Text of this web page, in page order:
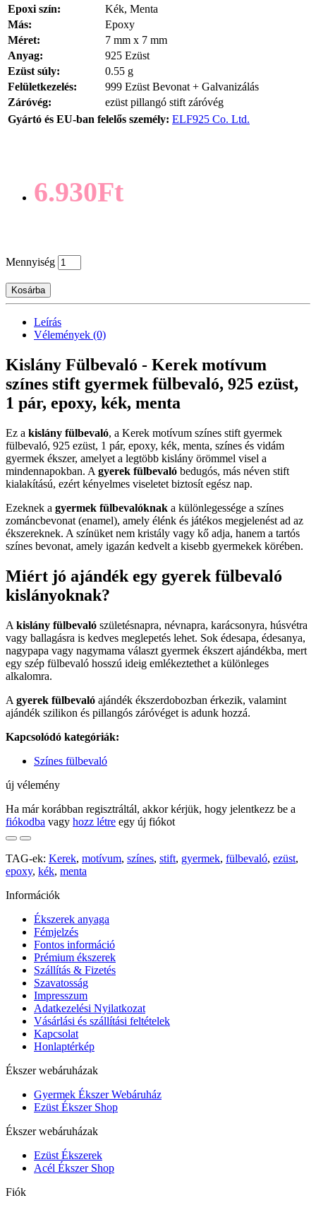
Epoxi szín:
Kék, Menta
Más:
Epoxy
Méret:
7 mm x 7 mm
Anyag:
925 Ezüst
Ezüst súly:
0.55 g
Felületkezelés:
999 Ezüst Bevonat + Galvanizálás
Záróvég:
ezüst pillangó stift záróvég
Gyártó és EU-ban felelős személy: ELF925 Co. Ltd.
6.930Ft
Mennyiség
Kosárba
Leírás
Vélemények (0)
Kislány Fülbevaló - Kerek motívum
színes stift gyermek fülbevaló, 925 ezüst,
1 pár, epoxy, kék, menta
Ez a kislány fülbevaló, a Kerek motívum színes stift gyermek
fülbevaló, 925 ezüst, 1 pár, epoxy, kék, menta, színes és vidám
gyermek ékszer, amelyet a legtöbb kislány örömmel visel a
mindennapokban. A gyerek fülbevaló bedugós, más néven stift
kialakítású, ezért kényelmes viseletet biztosít egész nap.
Ezeknek a gyermek fülbevalóknak a különlegessége a színes
zománcbevonat (enamel), amely élénk és játékos megjelenést ad az
ékszereknek. A színüket nem kristály vagy kő adja, hanem a tartós
színes bevonat, amely igazán kedvelt a kisebb gyermekek körében.
Miért jó ajándék egy gyerek fülbevaló
kislányoknak?
A kislány fülbevaló születésnapra, névnapra, karácsonyra, húsvétra
vagy ballagásra is kedves meglepetés lehet. Sok édesapa, édesanya,
nagypapa vagy nagymama választ gyermek ékszert ajándékba, mert
egy szép fülbevaló hosszú ideig emlékeztethet a különleges
alkalomra.
A gyerek fülbevaló ajándék ékszerdobozban érkezik, valamint
ajándék szilikon és pillangós záróvéget is adunk hozzá.
Kapcsolódó kategóriák:
Színes fülbevaló
új vélemény
Ha már korábban regisztráltál, akkor kérjük, hogy jelentkezz be a
fiókodba vagy hozz létre egy új fiókot
TAG-ek: Kerek, motívum, színes, stift, gyermek, fülbevaló, ezüst,
epoxy, kék, menta
Információk
Ékszerek anyaga
Fémjelzés
Fontos információ
Prémium ékszerek
Szállítás & Fizetés
Szavatosság
Impresszum
Adatkezelési Nyilatkozat
Vásárlási és szállítási feltételek
Kapcsolat
Honlaptérkép
Ékszer webáruházak
Gyermek Ékszer Webáruház
Ezüst Ékszer Shop
Ékszer webáruházak
Ezüst Ékszerek
Acél Ékszer Shop
Fiók